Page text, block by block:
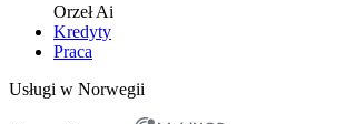
OrzełAi
Kredyty
Praca
Usługi w Norwegii